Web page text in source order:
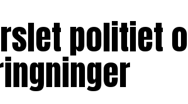
politiet